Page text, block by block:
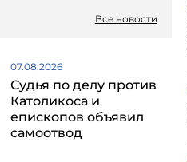
Все новости
07.08.2026
Судья по делу против
Католикоса и
епископов объявил
самоотвод